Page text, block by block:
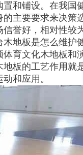
和铺设。在我国
主要要求来决策
誉好，相对性较
地板是怎么维护
育文化木地板和
板的工艺作用就
和应用。